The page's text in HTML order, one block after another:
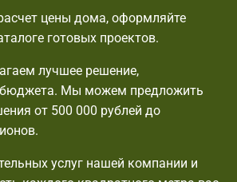
цены дома, оформляйте
готовых проектов.
лучшее решение,
бюджета. Мы можем предложить
от 500 000 рублей до
услуг нашей компании и